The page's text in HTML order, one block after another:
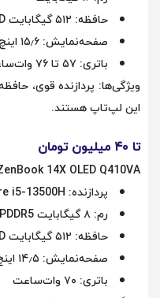
حافظه: ۵۱۲ گیگابایت SSD
صفحه‌نمایش: ۱۵٫۶ اینچ FHD با پنل IPS
باتری: ۵۷ تا ۷۶ وات‌ساعت (بسته به نسخه)
ویژگی‌ها: پردازنده قوی،
این لپ‌تاپ هستند.
تا ۴۰ میلیون تومان
14X OLED Q410VA
پردازنده: Intel Core i5-13500H
رم: ۸ گیگابایت LPDDR5
حافظه: ۵۱۲ گیگابایت SSD
صفحه‌نمایش: ۱۴٫۵ اینچ 2.8K OLED، نرخ نوسازی ۱۲۰ هرتز
باتری: ۷۰ وات‌ساعت